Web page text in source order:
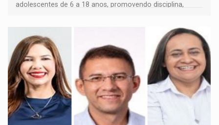
adolescentes de 6 a 18 anos, promovendo disciplina,